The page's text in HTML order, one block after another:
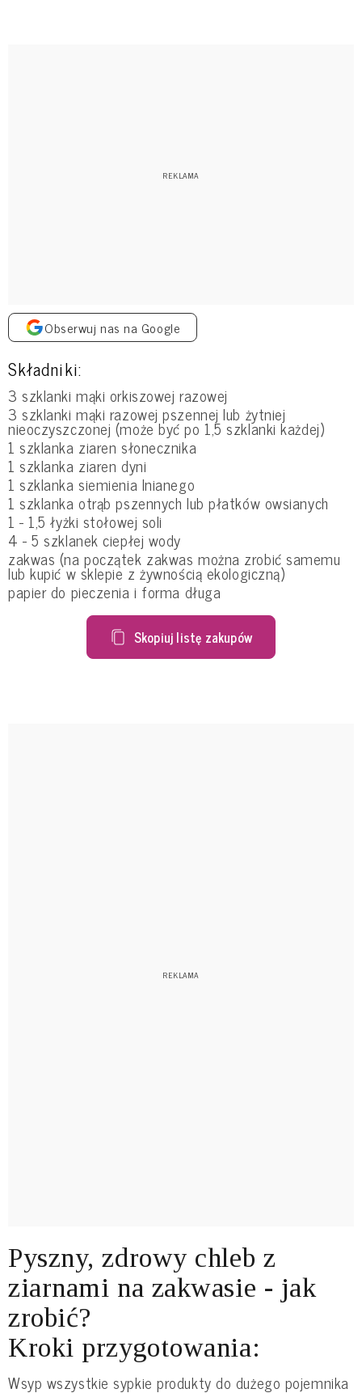
Obserwuj nas na Google
Składniki:
3 szklanki mąki orkiszowej razowej
3 szklanki mąki razowej pszennej lub żytniej
nieoczyszczonej (może być po 1,5 szklanki każdej)
1 szklanka ziaren słonecznika
1 szklanka ziaren dyni
1 szklanka siemienia lnianego
1 szklanka otrąb pszennych lub płatków owsianych
1 - 1,5 łyżki stołowej soli
4 - 5 szklanek ciepłej wody
zakwas (na początek zakwas można zrobić samemu
lub kupić w sklepie z żywnością ekologiczną)
papier do pieczenia i forma długa
Skopiuj listę zakupów
Pyszny, zdrowy chleb z
ziarnami na zakwasie - jak
zrobić?
Kroki przygotowania:
Wsyp wszystkie sypkie produkty do dużego pojemnika